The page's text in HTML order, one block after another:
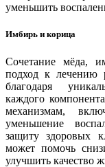
уменьшить
Имбирь и корица
Сочетание мёда,
подход к лечению
благодаря
каждого
механизмам,
уменьшение
защиту здоровых
может помочь
улучшить качество